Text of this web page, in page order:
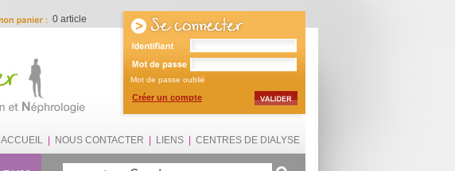
0 article
Mot de passe oublié
Créer un compte
ACCUEIL NOUS CONTACTER LIENS CENTRES DE DIALYSE